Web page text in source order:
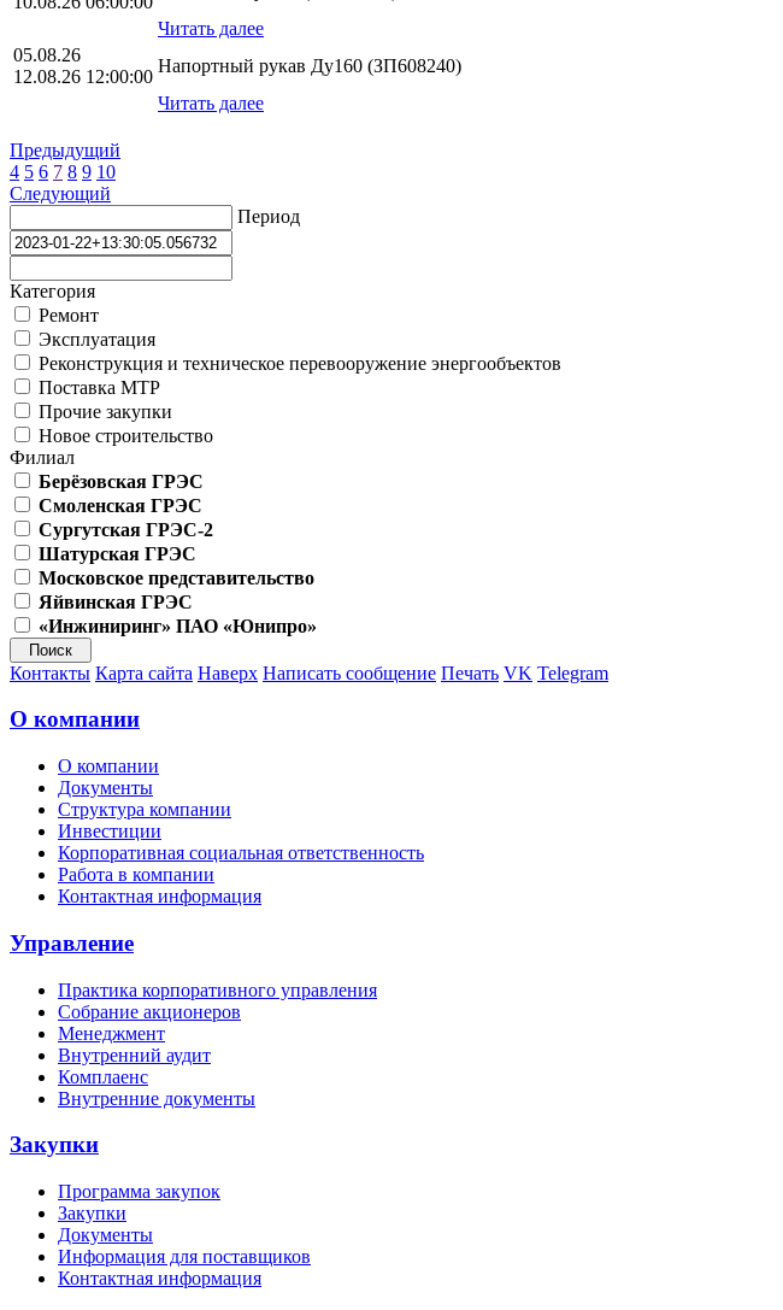
Читать далее
05.08.26
12.08.26 12:00:00
Напортный рукав Ду160 (ЗП608240)
Читать далее
Предыдущий
4 5 6 7 8 9 10
Следующий
Период
Категория
Ремонт
Эксплуатация
Реконструкция и техническое перевооружение энергообъектов
Поставка МТР
Прочие закупки
Новое строительство
Филиал
Берёзовская ГРЭС
Смоленская ГРЭС
Сургутская ГРЭС-2
Шатурская ГРЭС
Московское представительство
Яйвинская ГРЭС
«Инжиниринг» ПАО «Юнипро»
Контакты Карта сайта Наверх Написать сообщение Печать VK Telegram
О компании
О компании
Документы
Структура компании
Инвестиции
Корпоративная социальная ответственность
Работа в компании
Контактная информация
Управление
Практика корпоративного управления
Собрание акционеров
Менеджмент
Внутренний аудит
Комплаенс
Внутренние документы
Закупки
Программа закупок
Закупки
Документы
Информация для поставщиков
Контактная информация